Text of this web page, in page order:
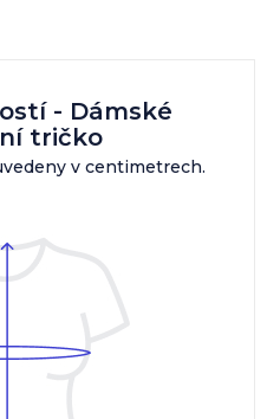
- Dámské
tričko
v centimetrech.